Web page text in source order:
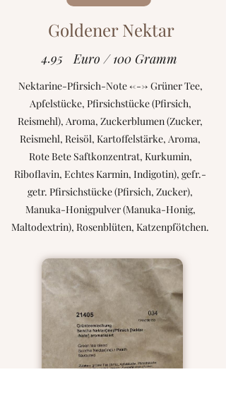
Goldener Nektar
4.95 Euro / 100 Gramm
Nektarine-Pfirsich-Note <---> Grüner Tee,
Apfelstücke, Pfirsichstücke (Pfirsich,
Reismehl), Aroma, Zuckerblumen (Zucker,
Reismehl, Reisöl, Kartoffelstärke, Aroma,
Rote Bete Saftkonzentrat, Kurkumin,
Riboflavin, Echtes Karmin, Indigotin), gefr.-
getr. Pfirsichstücke (Pfirsich, Zucker),
Manuka-Honigpulver (Manuka-Honig,
Maltodextrin), Rosenblüten, Katzenpfötchen.